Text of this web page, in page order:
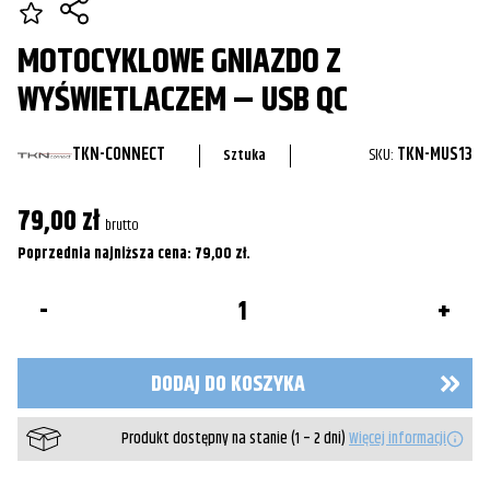
MOTOCYKLOWE GNIAZDO Z
WYŚWIETLACZEM – USB QC
TKN-CONNECT Sztuka SKU: TKN-MUS13
79,00zł brutto
Poprzednia najniższa cena: 79,00 zł.
wyświetlaczem
USB
QC
DODAJ DO KOSZYKA
Produkt dostępny na stanie (1 – 2 dni)Więcej informacji